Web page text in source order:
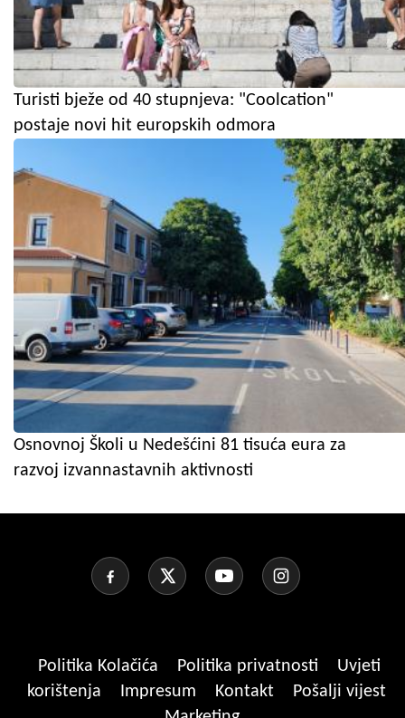
Turisti bježe od 40 stupnjeva: "Coolcation"
postaje novi hit europskih odmora
Osnovnoj Školi u Nedešćini 81 tisuća eura za
razvoj izvannastavnih aktivnosti
Politika Kolačića Politika privatnosti
Uvjeti
korištenja
Impresum Kontakt
Pošalji vijest